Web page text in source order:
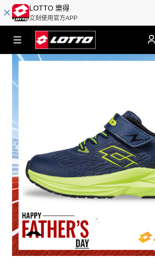
LOTTO 樂得
立刻使用官方APP